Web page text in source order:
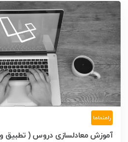
راهنماها
آموزش معادلسازی دروس ( تطبیق